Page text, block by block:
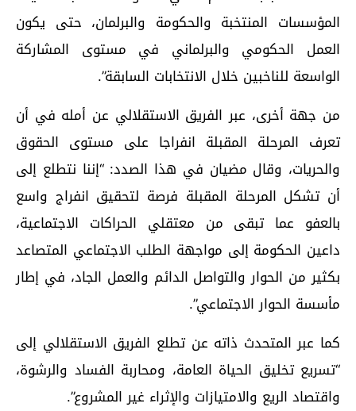
المؤسسات المنتخبة والحكومة والبرلمان، حتى يكون
العمل الحكومي والبرلماني في مستوى المشاركة
الواسعة للناخبين خلال الانتخابات السابقة”.
من جهة أخرى، عبر الفريق الاستقلالي عن أمله في أن
تعرف المرحلة المقبلة انفراجا على مستوى الحقوق
والحريات، وقال مضيان في هذا الصدد: “إننا نتطلع إلى
أن تشكل المرحلة المقبلة فرصة لتحقيق انفراج واسع
بالعفو عما تبقى من معتقلي الحراكات الاجتماعية،
داعين الحكومة إلى مواجهة الطلب الاجتماعي المتصاعد
بكثير من الحوار والتواصل الدائم والعمل الجاد، في إطار
مأسسة الحوار الاجتماعي”.
كما عبر المتحدث ذاته عن تطلع الفريق الاستقلالي إلى
“تسريع تخليق الحياة العامة، ومحاربة الفساد والرشوة،
واقتصاد الريع والامتيازات والإثراء غير المشروع”.